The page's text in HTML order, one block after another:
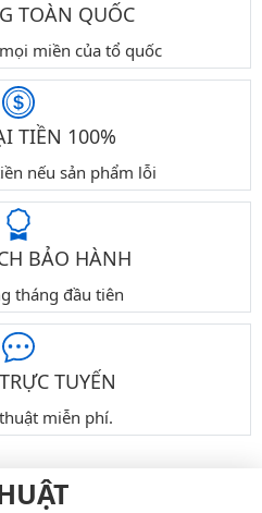
TOÀN QUỐC
miền của tổ quốc
TIỀN 100%
nếu sản phẩm lỗi
BẢO HÀNH
tháng đầu tiên
TUYẾN
miễn phí.